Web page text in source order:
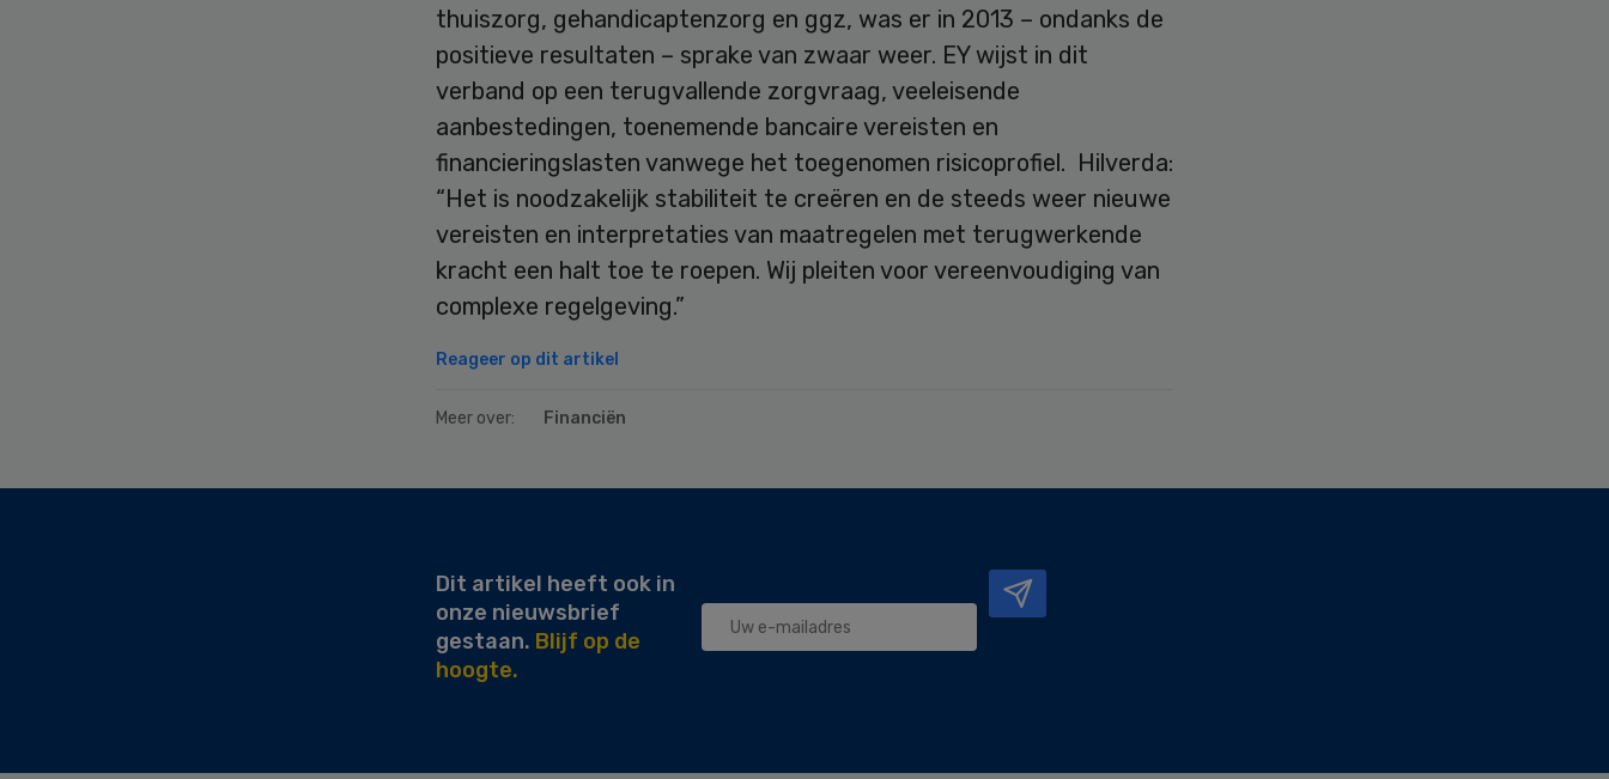
thuiszorg, gehandicaptenzorg en ggz, was er in 2013 – ondanks de
positieve resultaten – sprake van zwaar weer. EY wijst in dit
verband op een terugvallende zorgvraag, veeleisende
aanbestedingen, toenemende bancaire vereisten en
financieringslasten vanwege het toegenomen risicoprofiel. Hilverda:
“Het is noodzakelijk stabiliteit te creëren en de steeds weer nieuwe
vereisten en interpretaties van maatregelen met terugwerkende
kracht een halt toe te roepen. Wij pleiten voor vereenvoudiging van
complexe regelgeving.”
Reageer op dit artikel
Meer over: Financiën
Dit artikel heeft ook in
onze nieuwsbrief
gestaan. Blijf op de
hoogte.